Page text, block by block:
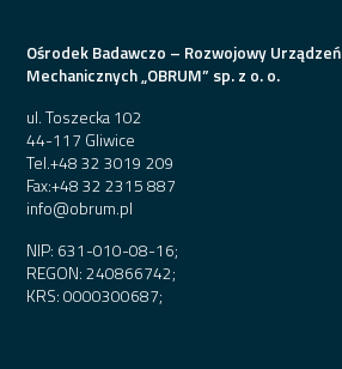
Ośrodek Badawczo – Rozwojowy Urządzeń
Mechanicznych „OBRUM” sp. z o. o.
ul. Toszecka 102
44-117 Gliwice
Tel.+48 32 3019 209
Fax:+48 32 2315 887
info@obrum.pl
NIP: 631-010-08-16;
REGON: 240866742;
KRS: 0000300687;